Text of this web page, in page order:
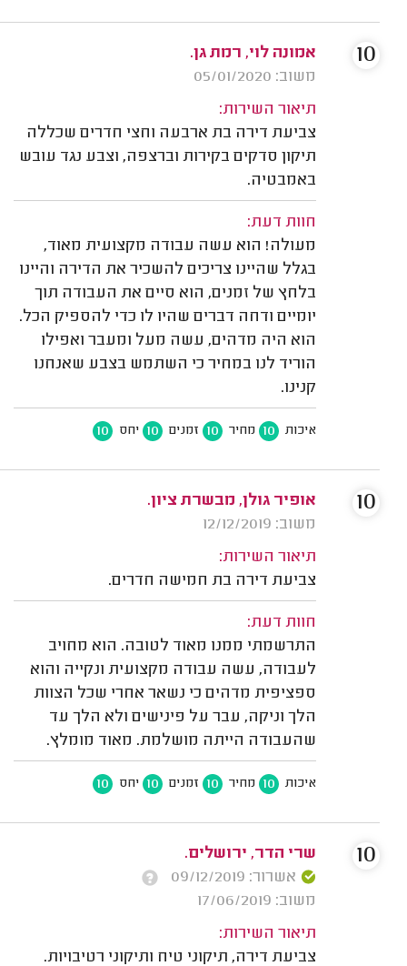
אמונה לוי, רמת גן.
משוב: 05/01/2020
תיאור השירות:
צביעת דירה בת ארבעה וחצי חדרים שכללה
תיקון סדקים בקירות וברצפה, וצבע נגד עובש
באמבטיה.
חוות דעת:
מעולה! הוא עשה עבודה מקצועית מאוד,
בגלל שהיינו צריכים להשכיר את הדירה והיינו
בלחץ של זמנים, הוא סיים את העבודה תוך
יומיים ודחה דברים שהיו לו כדי להספיק הכל.
הוא היה מדהים, עשה מעל ומעבר ואפילו
הוריד לנו במחיר כי השתמש בצבע שאנחנו
קנינו.
איכות 10 מחיר 10 זמנים 10 יחס 10
10
אופיר גולן, מבשרת ציון.
משוב: 12/12/2019
תיאור השירות:
צביעת דירה בת חמישה חדרים.
חוות דעת:
התרשמתי ממנו מאוד לטובה. הוא מחויב
לעבודה, עשה עבודה מקצועית ונקייה והוא
ספציפית מדהים כי נשאר אחרי שכל הצוות
הלך וניקה, עבר על פינישים ולא הלך עד
שהעבודה הייתה מושלמת. מאוד מומלץ.
איכות 10 מחיר 10 זמנים 10 יחס 10
10
שרי הדר, ירושלים.
אשרור: 09/12/2019
משוב: 17/06/2019
תיאור השירות:
צביעת דירה, תיקוני טיח ותיקוני רטיבויות.
10